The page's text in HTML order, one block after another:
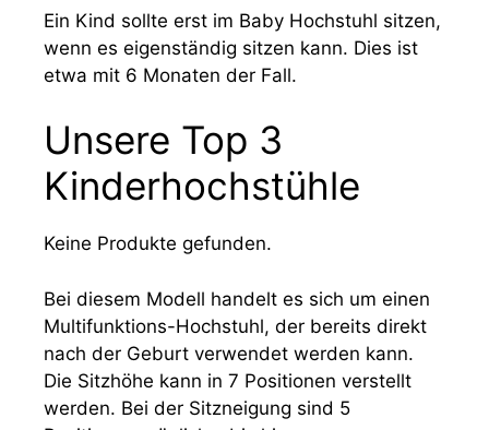
Ein Kind sollte erst im Baby Hochstuhl sitzen,
wenn es eigenständig sitzen kann. Dies ist
etwa mit 6 Monaten der Fall.
Unsere Top 3
Kinderhochstühle
Keine Produkte gefunden.
Bei diesem Modell handelt es sich um einen
Multifunktions-Hochstuhl, der bereits direkt
nach der Geburt verwendet werden kann.
Die Sitzhöhe kann in 7 Positionen verstellt
werden. Bei der Sitzneigung sind 5